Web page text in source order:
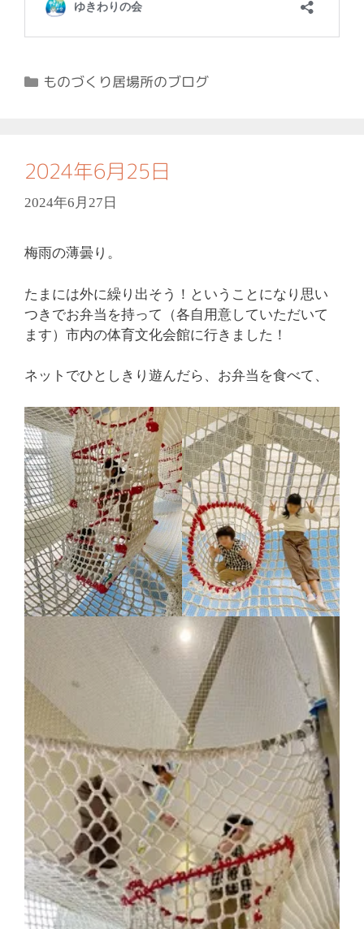
カ
ー
ものづくり居場所のブログ
2024年6月25日
2024年6月27日
梅雨の薄曇り。
たまには外に繰り出そう！ということになり思い
つきでお弁当を持って（各自用意していただいて
ます）市内の体育文化会館に行きました！
ネットでひとしきり遊んだら、お弁当を食べて、